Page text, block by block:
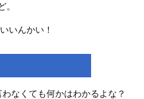
。
いんかい！
なくても何かはわかるよな？